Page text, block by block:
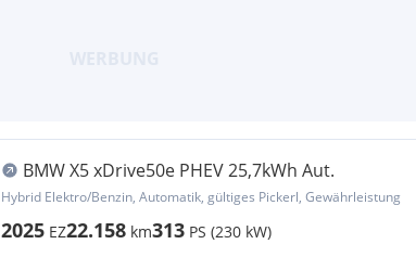
BMW X5 xDrive50e PHEV 25,7kWh Aut.
Hybrid Elektro/Benzin, Automatik, gültiges Pickerl, Gewährleistung
2025 EZ22.158 km313 PS (230 kW)